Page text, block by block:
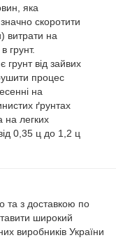
яка
скоротити
витрати на
грунт.
від зайвих
процес
на
ґрунтах
на легких
0,35 ц до 1,2 ц
та з доставкою по
широкий
виробників України